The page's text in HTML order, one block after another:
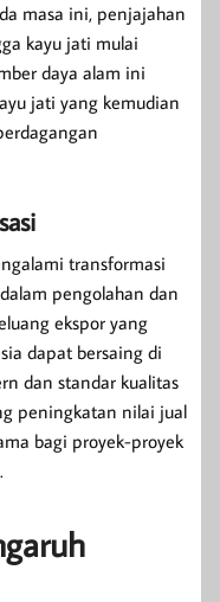
masa ini, penjajahan
kayu jati mulai
daya alam ini
jati yang kemudian
transformasi
pengolahan dan
ekspor yang
dapat bersaing di
dan standar kualitas
peningkatan nilai jual
bagi proyek-proyek